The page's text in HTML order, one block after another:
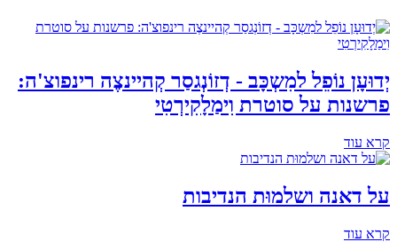
יְדוּעָן נוֹפֵל למִשְכָּב - דְזוֹנְגסַר קְהיינצֶה רינפוצ'ה:
פרשנות על סוטרת וִימַלָקִירְטִי
קרא עוד
על דאנה ושלמוּת הנדיבות
קרא עוד